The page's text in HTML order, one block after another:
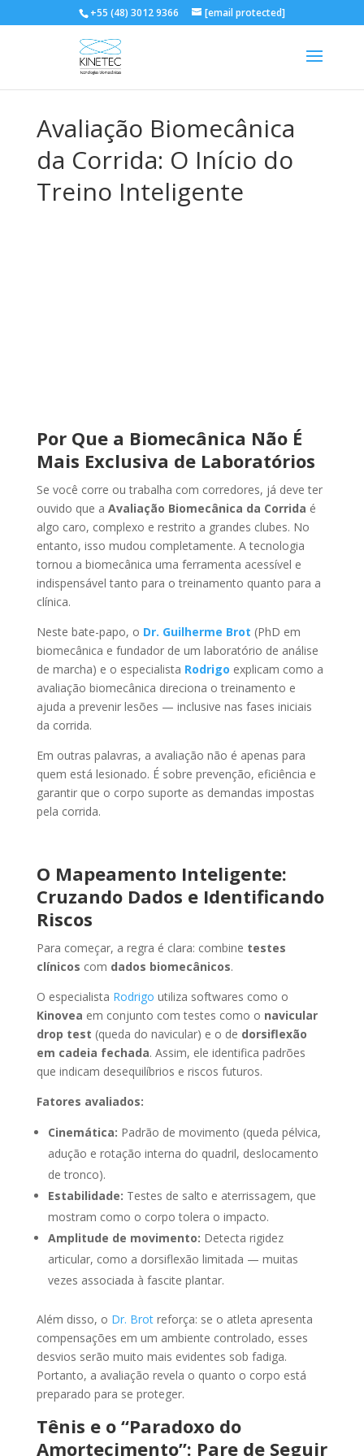
+55 (48) 3012 9366 [email protected]
Avaliação Biomecânica
da Corrida: O Início do
Treino Inteligente
Por Que a Biomecânica Não É
Mais Exclusiva de Laboratórios
Se você corre ou trabalha com corredores, já deve ter
ouvido que a Avaliação Biomecânica da Corrida é
algo caro, complexo e restrito a grandes clubes. No
entanto, isso mudou completamente. A tecnologia
tornou a biomecânica uma ferramenta acessível e
indispensável tanto para o treinamento quanto para a
clínica.
Neste bate-papo, o Dr. Guilherme Brot (PhD em
biomecânica e fundador de um laboratório de análise
de marcha) e o especialista Rodrigo explicam como a
avaliação biomecânica direciona o treinamento e
ajuda a prevenir lesões — inclusive nas fases iniciais
da corrida.
Em outras palavras, a avaliação não é apenas para
quem está lesionado. É sobre prevenção, eficiência e
garantir que o corpo suporte as demandas impostas
pela corrida.
O Mapeamento Inteligente:
Cruzando Dados e Identificando
Riscos
Para começar, a regra é clara: combine testes
clínicos com dados biomecânicos.
O especialista Rodrigo utiliza softwares como o
Kinovea em conjunto com testes como o navicular
drop test (queda do navicular) e o de dorsiflexão
em cadeia fechada. Assim, ele identifica padrões
que indicam desequilíbrios e riscos futuros.
Fatores avaliados:
Cinemática: Padrão de movimento (queda pélvica,
adução e rotação interna do quadril, deslocamento
de tronco).
Estabilidade: Testes de salto e aterrissagem, que
mostram como o corpo tolera o impacto.
Amplitude de movimento: Detecta rigidez
articular, como a dorsiflexão limitada — muitas
vezes associada à fascite plantar.
Além disso, o Dr. Brotreforça: se o atleta apresenta
compensações em um ambiente controlado, esses
desvios serão muito mais evidentes sob fadiga.
Portanto, a avaliação revela o quanto o corpo está
preparado para se proteger.
Tênis e o “Paradoxo do
Amortecimento”: Pare de Seguir